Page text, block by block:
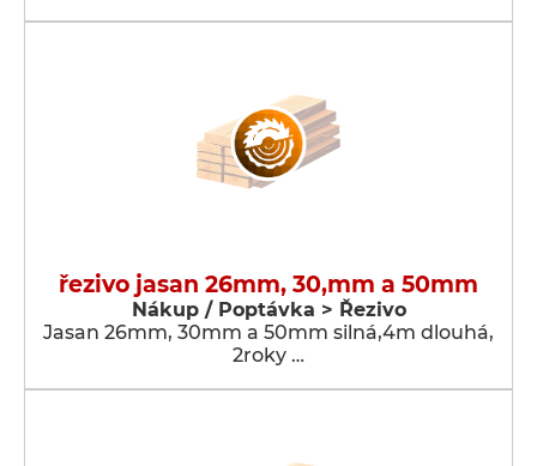
řezivo jasan 26mm, 30,mm a 50mm
Nákup / Poptávka > Řezivo
Jasan 26mm, 30mm a 50mm silná,4m dlouhá,
2roky …